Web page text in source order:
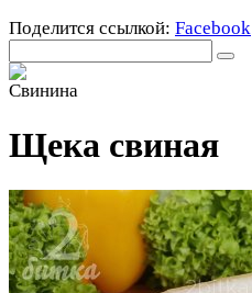
Поделится ссылкой: Facebook
Щека свиная